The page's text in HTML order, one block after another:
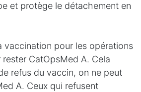
et protège le détachement en
vaccination pour les opérations
CatOpsMed A. Cela
refus du vaccin, on ne peut
A. Ceux qui refusent